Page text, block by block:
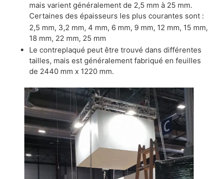
mais varient généralement de 2,5 mm à 25 mm.
Certaines des épaisseurs les plus courantes sont :
2,5 mm, 3,2 mm, 4 mm, 6 mm, 9 mm, 12 mm, 15 mm,
18 mm, 22 mm, 25 mm
Le contreplaqué peut être trouvé dans différentes
tailles, mais est généralement fabriqué en feuilles
de 2440 mm x 1220 mm.